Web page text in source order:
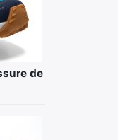
de